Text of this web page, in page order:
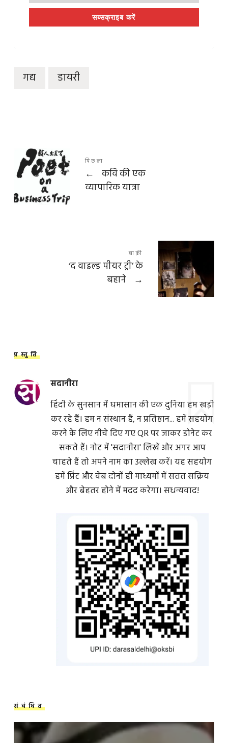
सब्सक्राइब करें
गद्य डायरी
पिछला
←
कवि की एक
व्यापारिक यात्रा
बाक़ी
‘द वाइल्ड पीयर ट्री’ के
बहाने
→
प्रस्तुति
सदानीरा
हिंदी के सुनसान में घमासान की एक दुनिया हम खड़ी
कर रहे हैं। हम न संस्थान हैं, न प्रतिष्ठान... हमें सहयोग
करने के लिए नीचे दिए गए QR पर जाकर डोनेट कर
सकते हैं। नोट में 'सदानीरा' लिखें और अगर आप
चाहते हैं तो अपने नाम का उल्लेख करें। यह सहयोग
हमें प्रिंट और वेब दोनों ही माध्यमों में सतत सक्रिय
और बेहतर होने में मदद करेगा। सधन्यवाद!
संबंधित